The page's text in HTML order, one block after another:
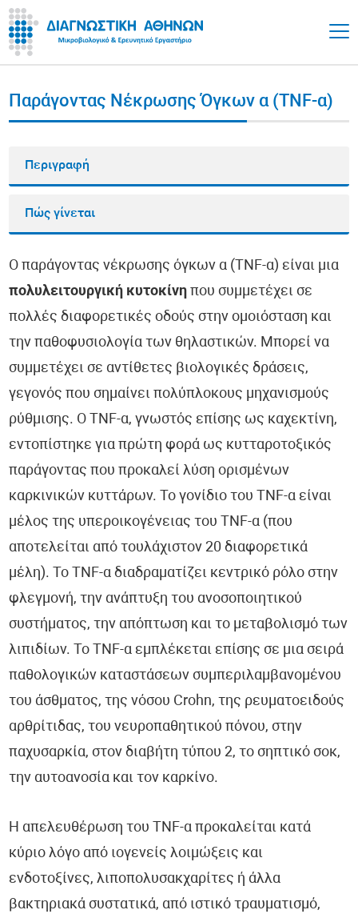
Παράγοντας Νέκρωσης Όγκων α (TNF-α)
Περιγραφή
Πώς γίνεται
Ο παράγοντας νέκρωσης όγκων α (TNF-α) είναι μια
πολυλειτουργική κυτοκίνη που συμμετέχει σε
πολλές διαφορετικές οδούς στην ομοιόσταση και
την παθοφυσιολογία των θηλαστικών. Μπορεί να
συμμετέχει σε αντίθετες βιολογικές δράσεις,
γεγονός που σημαίνει πολύπλοκους μηχανισμούς
ρύθμισης. Ο TNF-α, γνωστός επίσης ως καχεκτίνη,
εντοπίστηκε για πρώτη φορά ως κυτταροτοξικός
παράγοντας που προκαλεί λύση ορισμένων
καρκινικών κυττάρων. Το γονίδιο του TNF-α είναι
μέλος της υπεροικογένειας του TNF-α (που
αποτελείται από τουλάχιστον 20 διαφορετικά
μέλη). Το TNF-α διαδραματίζει κεντρικό ρόλο στην
φλεγμονή, την ανάπτυξη του ανοσοποιητικού
συστήματος, την απόπτωση και το μεταβολισμό των
λιπιδίων. Το TNF-α εμπλέκεται επίσης σε μια σειρά
παθολογικών καταστάσεων συμπεριλαμβανομένου
του άσθματος, της νόσου Crohn, της ρευματοειδούς
αρθρίτιδας, του νευροπαθητικού πόνου, στην
παχυσαρκία, στον διαβήτη τύπου 2, το σηπτικό σοκ,
την αυτοανοσία και τον καρκίνο.
Η απελευθέρωση του TNF-α προκαλείται κατά
κύριο λόγο από ιογενείς λοιμώξεις και
ενδοτοξίνες, λιποπολυσακχαρίτες ή άλλα
βακτηριακά συστατικά, από ιστικό τραυματισμό,